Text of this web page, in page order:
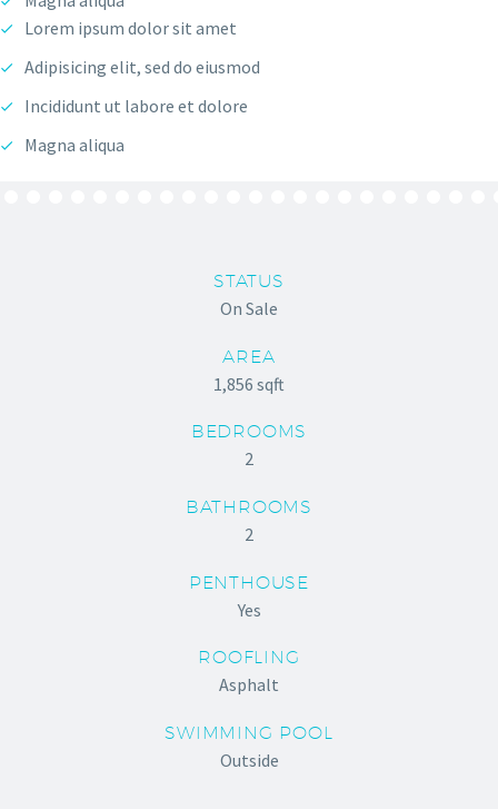
Lorem ipsum dolor sit amet
Adipisicing elit, sed do eiusmod
Incididunt ut labore et dolore
Magna aliqua
STATUS
On Sale
AREA
1,856 sqft
BEDROOMS
2
BATHROOMS
2
PENTHOUSE
Yes
ROOFLING
Asphalt
SWIMMING POOL
Outside